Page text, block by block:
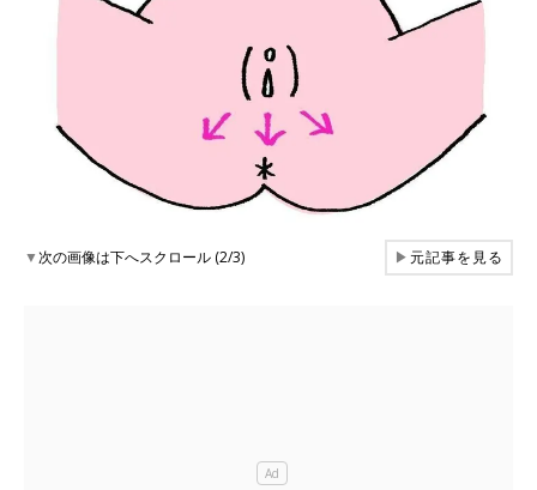
▼次の画像は下へスクロール (2/3) ▶元記事を見る